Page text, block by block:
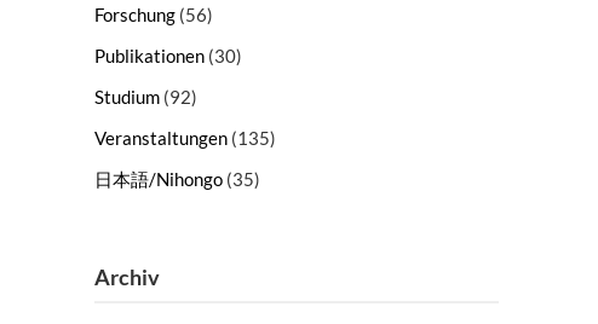
Forschung(56)
Publikationen(30)
Studium(92)
Veranstaltungen(135)
日本語/Nihongo(35)
Archiv